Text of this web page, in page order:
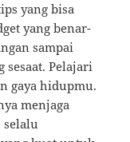
yang bisa
yang benar-
sampai
sesaat. Pelajari
gaya hidupmu.
menjaga
selalu